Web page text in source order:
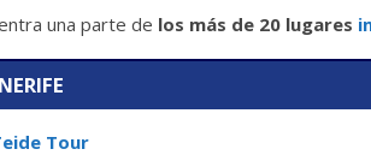
una parte de los más de 20 lugares
Tour